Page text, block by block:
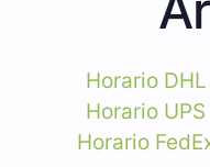
Horario
Horario
Horario